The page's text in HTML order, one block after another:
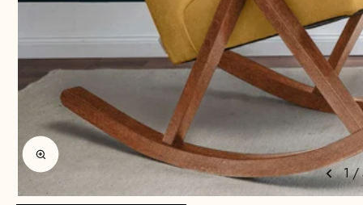
1/
Afbeelding vergroten